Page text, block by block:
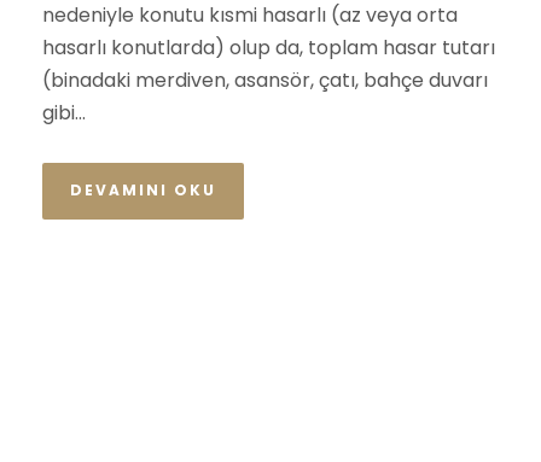
nedeniyle konutu kısmi hasarlı (az veya orta
hasarlı konutlarda) olup da, toplam hasar tutarı
(binadaki merdiven, asansör, çatı, bahçe duvarı
gibi...
DEVAMINI OKU